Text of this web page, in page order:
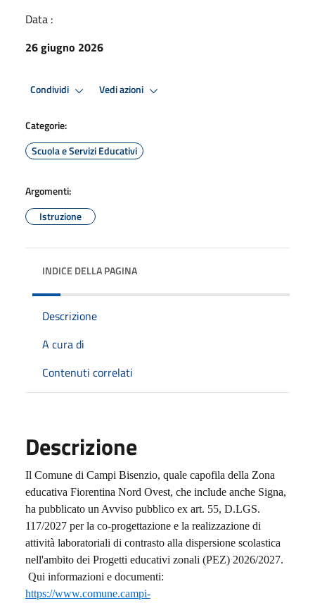
Data :
26 giugno 2026
Condividi Vedi azioni
Categorie:
Scuola e Servizi Educativi
Argomenti:
Istruzione
INDICE DELLA PAGINA
Descrizione
A cura di
Contenuti correlati
Descrizione
Il Comune di Campi Bisenzio, quale capofila della Zona
educativa Fiorentina Nord Ovest, che include anche Signa,
ha pubblicato un Avviso pubblico ex art. 55, D.LGS.
117/2027 per la co-progettazione e la realizzazione di
attività laboratoriali di contrasto alla dispersione scolastica
nell'ambito dei Progetti educativi zonali (PEZ) 2026/2027.
Qui informazioni e documenti:
https://www.comune.campi-